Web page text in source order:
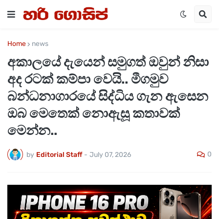
Home news
අකාලයේ දැයෙන් සමුගත් ඔවුන් නිසා
අද රටක් කම්පා වෙයි.. මීගමුව
බන්ධනාගාරයේ සිද්ධිය ගැන ඇසෙන
ඔබ මෙතෙක් නොඇසූ කතාවක්
මෙන්න..
by Editorial Staff - July 07, 2026 0